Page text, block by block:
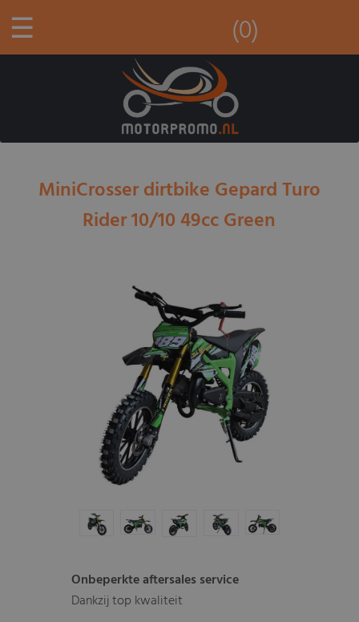
☰ (0)
MiniCrosser dirtbike Gepard Turo
Rider 10/10 49cc Green
Onbeperkte aftersales service
Dankzij top kwaliteit